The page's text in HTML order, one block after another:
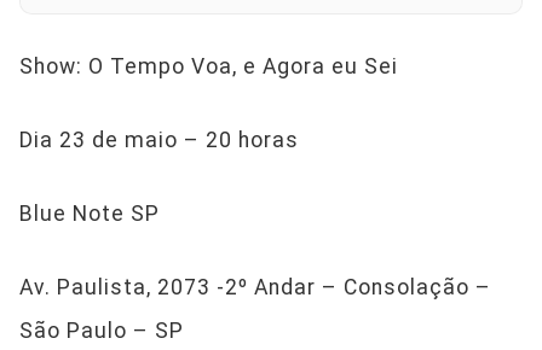
Show: O Tempo Voa, e Agora eu Sei
Dia 23 de maio – 20 horas
Blue Note SP
Av. Paulista, 2073 -2º Andar – Consolação –
São Paulo – SP